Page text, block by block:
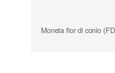
Moneta fior di conio